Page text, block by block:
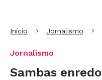
Início Jornalismo
Jornalismo
Sambas enredo